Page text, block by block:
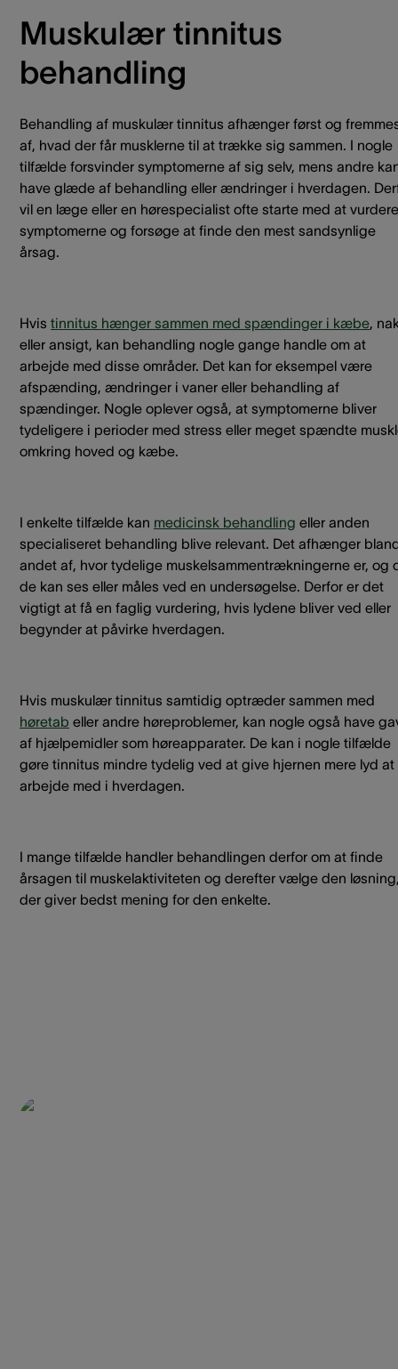
Muskulær tinnitus
behandling
Behandling af muskulær tinnitus afhænger først og
af, hvad der får musklerne til at trække sig sammen. I nogle
tilfælde forsvinder symptomerne af sig selv, mens andre
have glæde af behandling eller ændringer i hverdagen.
vil en læge eller en hørespecialist ofte starte med at vurdere
symptomerne og forsøge at finde den mest sandsynlige
årsag.
Hvis tinnitus hænger sammen med spændinger i kæbe,
eller ansigt, kan behandling nogle gange handle om at
arbejde med disse områder. Det kan for eksempel være
afspænding, ændringer i vaner eller behandling af
spændinger. Nogle oplever også, at symptomerne bliver
tydeligere i perioder med stress eller meget spændte
omkring hoved og kæbe.
I enkelte tilfælde kan medicinsk behandling eller anden
specialiseret behandling blive relevant. Det afhænger
andet af, hvor tydelige muskelsammentrækningerne er, og
de kan ses eller måles ved en undersøgelse. Derfor er det
vigtigt at få en faglig vurdering, hvis lydene bliver ved eller
begynder at påvirke hverdagen.
Hvis muskulær tinnitus samtidig optræder sammen med
høretab eller andre høreproblemer, kan nogle også have
af hjælpemidler som høreapparater. De kan i nogle tilfælde
gøre tinnitus mindre tydelig ved at give hjernen mere lyd at
arbejde med i hverdagen.
I mange tilfælde handler behandlingen derfor om at finde
årsagen til muskelaktiviteten og derefter vælge den
der giver bedst mening for den enkelte.